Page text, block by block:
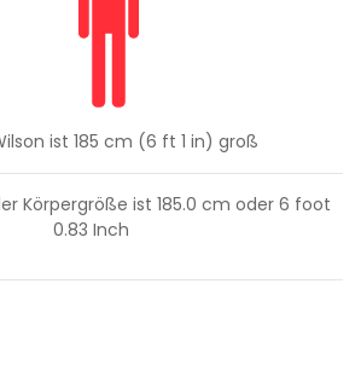
ist 185 cm (6 ft 1 in) groß
Körpergröße ist 185.0 cm oder 6 foot
0.83 Inch